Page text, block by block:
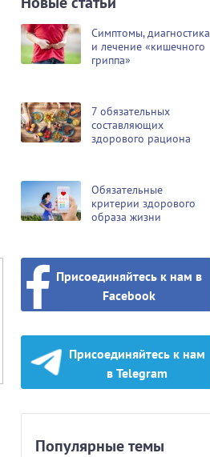
Симптомы, диагностика
и лечение «кишечного
гриппа»
7 обязательных
составляющих
здорового рациона
Обязательные
критерии здорового
образа жизни
Присоединяйтесь к нам в
Facebook
Присоединяйтесь к нам
в Telegram
Популярные темы